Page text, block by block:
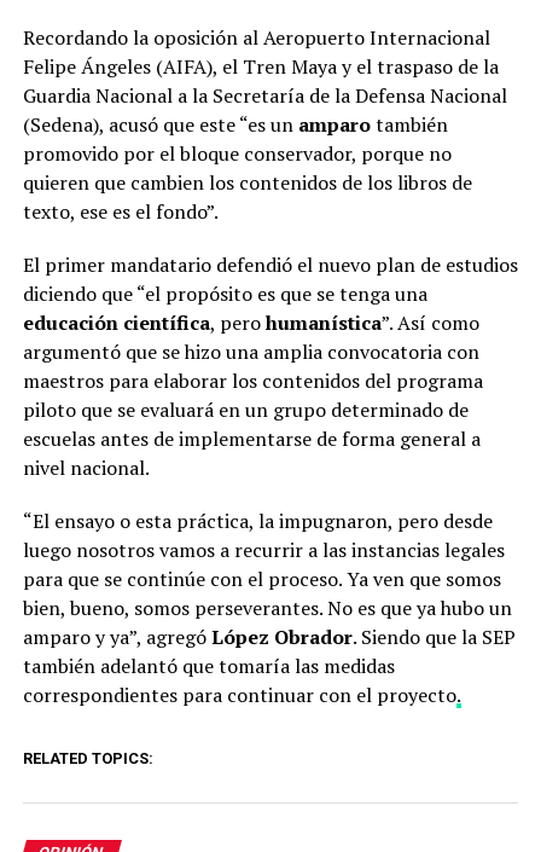
Recordando la oposición al Aeropuerto Internacional
Felipe Ángeles (AIFA), el Tren Maya y el traspaso de la
Guardia Nacional a la Secretaría de la Defensa Nacional
(Sedena), acusó que este “es un amparotambién
promovido por el bloque conservador, porque no
quieren que cambien los contenidos de los libros de
texto, ese es el fondo”.
El primer mandatario defendió el nuevo plan de estudios
diciendo que “el propósito es que se tenga una
educación científica, perohumanística”. Así como
argumentó que se hizo una amplia convocatoria con
maestros para elaborar los contenidos del programa
piloto que se evaluará en un grupo determinado de
escuelas antes de implementarse de forma general a
nivel nacional.
“El ensayo o esta práctica, la impugnaron, pero desde
luego nosotros vamos a recurrir a las instancias legales
para que se continúe con el proceso. Ya ven que somos
bien, bueno, somos perseverantes. No es que ya hubo un
amparo y ya”, agregóLópez Obrador. Siendo que la SEP
también adelantó que tomaría las medidas
correspondientes para continuar con el proyecto.
RELATED TOPICS: